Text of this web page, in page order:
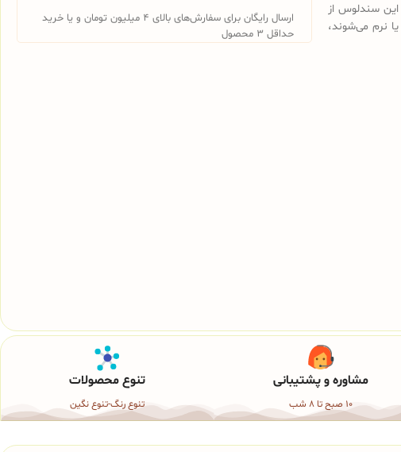
این سندلوس از
نرم می‌شوند،
ارسال رایگان برای سفارش‌های بالای 4 میلیون تومان و یا خرید
حداقل 3 محصول
مشاوره و پشتیبانی
10 صبح تا 8 شب
تنوع محصولات
تنوع رنگ-تنوع نگین